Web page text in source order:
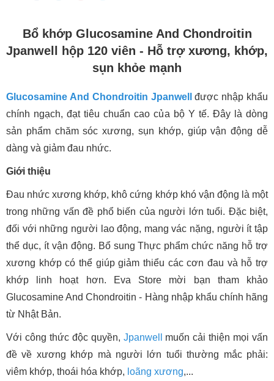
Bổ khớp Glucosamine And Chondroitin
Jpanwell hộp 120 viên - Hỗ trợ xương, khớp,
sụn khỏe mạnh
Glucosamine And Chondroitin Jpanwell
được nhập khẩu
chính ngạch, đạt tiêu chuẩn cao của bộ Y tế. Đây là dòng
sản phẩm chăm sóc xương, sụn khớp, giúp vận động dễ
dàng và giảm đau nhức.
Giới thiệu
Đau nhức xương khớp, khô cứng khớp khó vận động là một
trong những vấn đề phổ biến của người lớn tuổi. Đặc biệt,
đối với những người lao động, mang vác nặng, người ít tập
thể dục, ít vận động. Bổ sung Thực phẩm chức năng hỗ trợ
xương khớp có thể giúp giảm thiểu các cơn đau và hỗ trợ
khớp linh hoạt hơn. Eva Store mời bạn tham khảo
Glucosamine And Chondroitin - Hàng nhập khẩu chính hãng
từ Nhật Bản.
Với công thức độc quyền, Jpanwell
muốn cải thiện mọi vấn
đề về xương khớp mà người lớn tuổi thường mắc phải:
viêm khớp, thoái hóa khớp, loãng xương,...